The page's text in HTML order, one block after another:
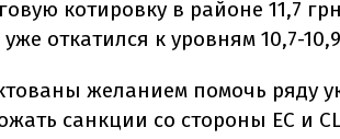
котировку в районе 11,7
откатился к уровням 10,7-
желанием помочь ряду
санкции со стороны ЕС и